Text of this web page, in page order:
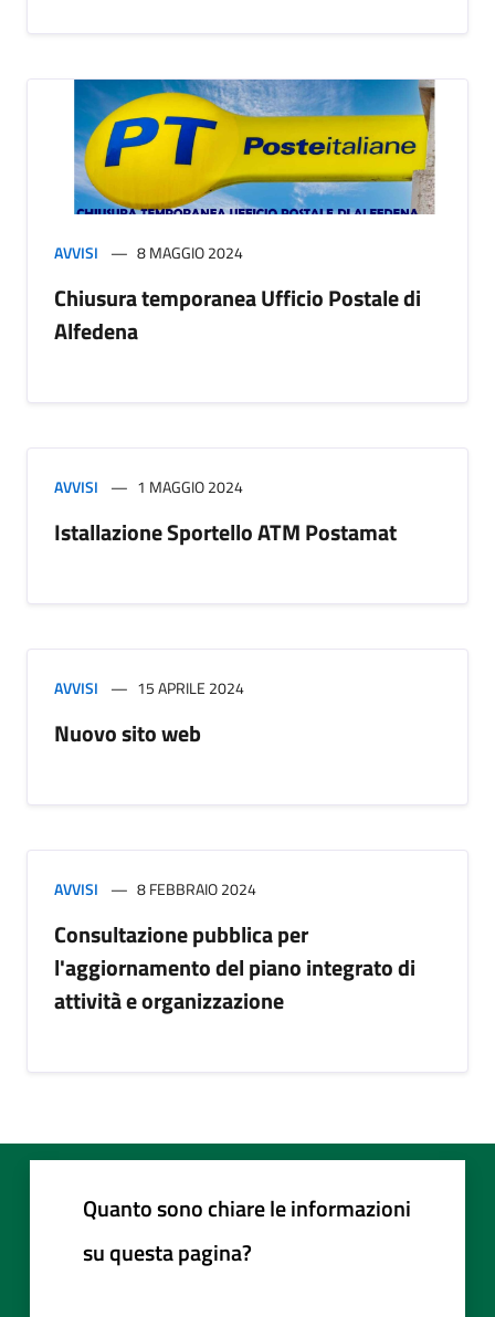
AVVISI 8 MAGGIO 2024
Chiusura temporanea Ufficio Postale di
Alfedena
AVVISI 1 MAGGIO 2024
Istallazione Sportello ATM Postamat
AVVISI 15 APRILE 2024
Nuovo sito web
AVVISI 8 FEBBRAIO 2024
Consultazione pubblica per
l'aggiornamento del piano integrato di
attività e organizzazione
Quanto sono chiare le informazioni
su questa pagina?